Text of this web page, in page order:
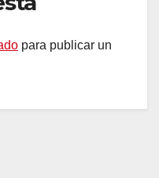
para publicar un